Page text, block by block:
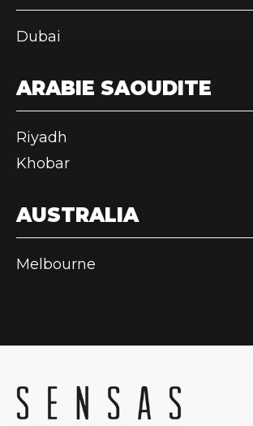
Dubai
ARABIE SAOUDITE
Riyadh
Khobar
AUSTRALIA
Melbourne